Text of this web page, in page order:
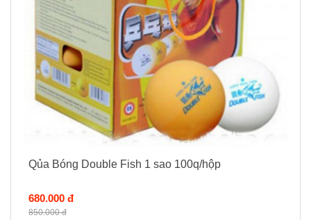
Qủa Bóng Double Fish 1 sao 100q/hộp
680.000 đ
850.000 đ